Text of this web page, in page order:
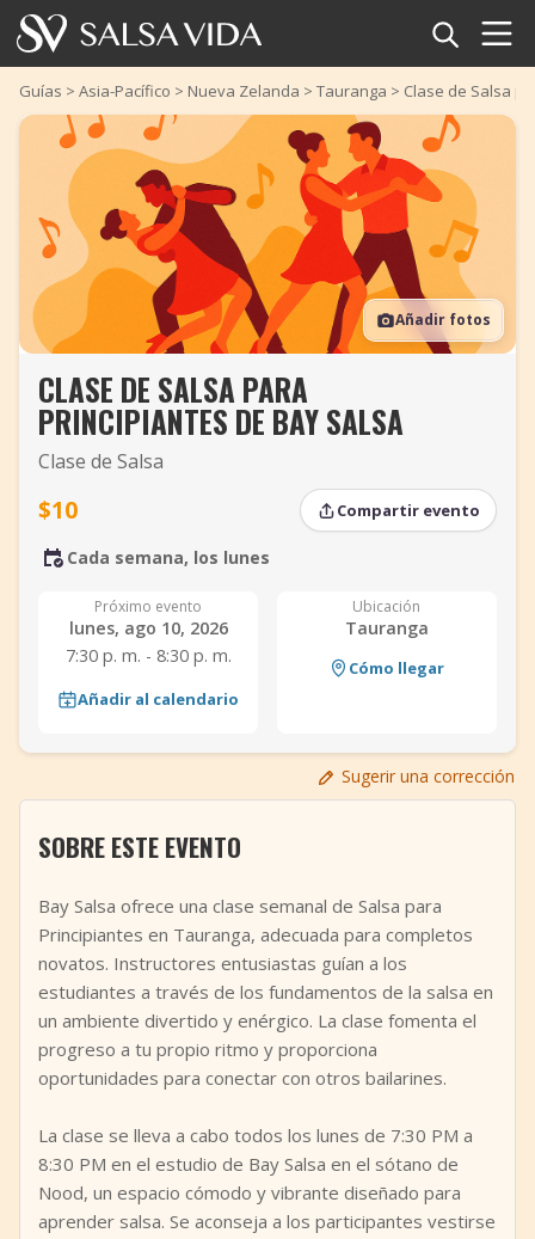
Inicio
Eventos
Noticias
Artículos
Videos
Glosario
TuneTempo
Añadir evento
Guías > Asia-Pacífico > Nueva Zelanda > Tauranga > Clase de Salsa
Añadir fotos
CLASE DE SALSA PARA
PRINCIPIANTES DE BAY SALSA
Clase de Salsa
$10 Compartir evento
Cada semana, los lunes
Próximo evento
lunes, ago 10, 2026
7:30 p. m. - 8:30 p. m.
Añadir al calendario
Ubicación
Tauranga
Cómo llegar
Sugerir una corrección
SOBRE ESTE EVENTO
Bay Salsa ofrece una clase semanal de Salsa para
Principiantes en Tauranga, adecuada para completos
novatos. Instructores entusiastas guían a los
estudiantes a través de los fundamentos de la salsa en
un ambiente divertido y enérgico. La clase fomenta el
progreso a tu propio ritmo y proporciona
oportunidades para conectar con otros bailarines.
La clase se lleva a cabo todos los lunes de 7:30 PM a
8:30 PM en el estudio de Bay Salsa en el sótano de
Nood, un espacio cómodo y vibrante diseñado para
aprender salsa. Se aconseja a los participantes vestirse